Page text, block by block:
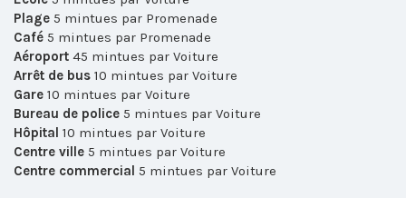
Plage 5 mintues par Promenade
Café 5 mintues par Promenade
Aéroport 45 mintues par Voiture
Arrêt de bus 10 mintues par Voiture
Gare 10 mintues par Voiture
Bureau de police 5 mintues par Voiture
Hôpital 10 mintues par Voiture
Centre ville 5 mintues par Voiture
Centre commercial 5 mintues par Voiture